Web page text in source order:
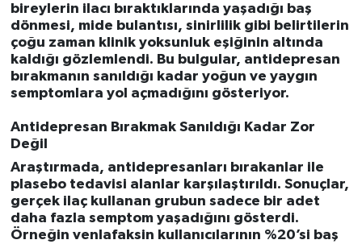
bireylerin ilacı bıraktıklarında yaşadığı baş
dönmesi, mide bulantısı, sinirlilik gibi belirtilerin
çoğu zaman klinik yoksunluk eşiğinin altında
kaldığı gözlemlendi. Bu bulgular, antidepresan
bırakmanın sanıldığı kadar yoğun ve yaygın
semptomlara yol açmadığını gösteriyor.
Antidepresan Bırakmak Sanıldığı Kadar Zor
Değil
Araştırmada, antidepresanları bırakanlar ile
plasebo tedavisi alanlar karşılaştırıldı. Sonuçlar,
gerçek ilaç kullanan grubun sadece bir adet
daha fazla semptom yaşadığını gösterdi.
Örneğin venlafaksin kullanıcılarının %20’si baş
Resmi İlan
Rüya Tabirleri
Sağlık
Şaphane
Simav
Siyaset